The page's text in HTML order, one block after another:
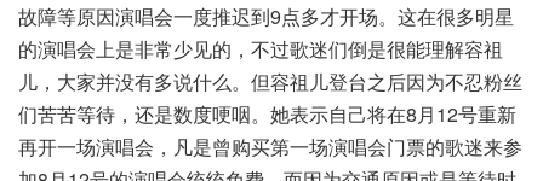
故障等原因演唱会一度推迟到9点多才开场。这在很多明星
的演唱会上是非常少见的，不过歌迷们倒是很能理解容祖
儿，大家并没有多说什么。但容祖儿登台之后因为不忍粉丝
们苦苦等待，还是数度哽咽。她表示自己将在8月12号重新
再开一场演唱会，凡是曾购买第一场演唱会门票的歌迷来参